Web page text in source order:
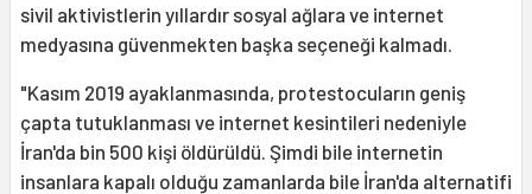
sivil aktivistlerin yıllardır sosyal ağlara ve internet
medyasına güvenmekten başka seçeneği kalmadı.
"Kasım 2019 ayaklanmasında, protestocuların geniş
çapta tutuklanması ve internet kesintileri nedeniyle
İran'da bin 500 kişi öldürüldü. Şimdi bile internetin
insanlara kapalı olduğu zamanlarda bile İran'da alternatifi